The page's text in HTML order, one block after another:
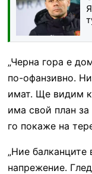
„Черна гора е
по-офанзивно.
имат. Ще видим
има свой план
го покаже на
„Ние
напрежение.